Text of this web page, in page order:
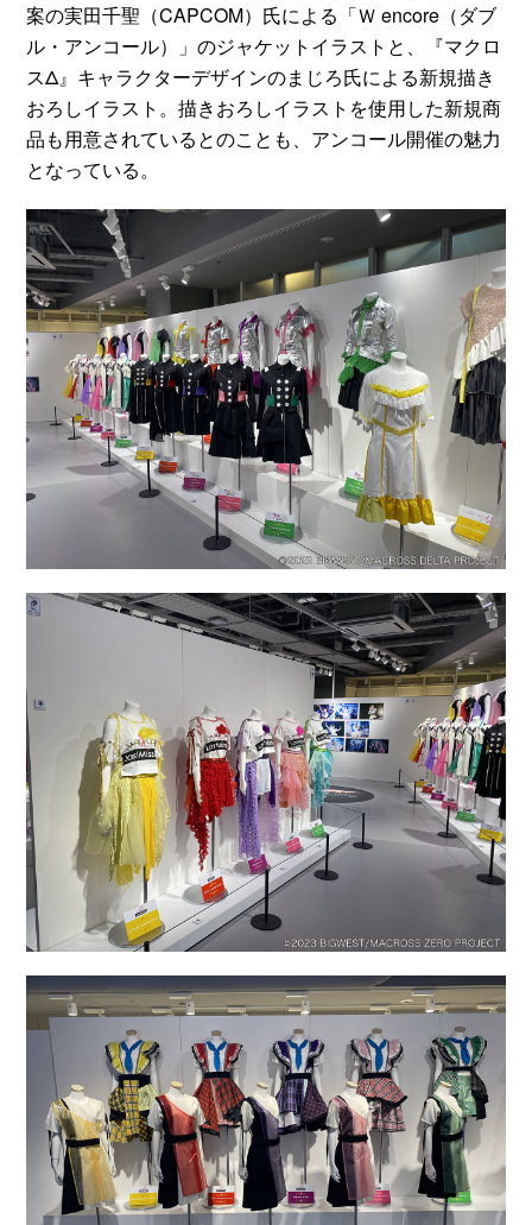
案の実田千聖（CAPCOM）氏による「Ｗ encore（ダブ
ル・アンコール）」のジャケットイラストと、『マクロ
スΔ』キャラクターデザインのまじろ氏による新規描き
おろしイラスト。描きおろしイラストを使用した新規商
品も用意されているとのことも、アンコール開催の魅力
となっている。